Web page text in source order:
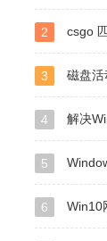
2 csgo 匹
3 磁盘活动
4 解决
5
6 Win10